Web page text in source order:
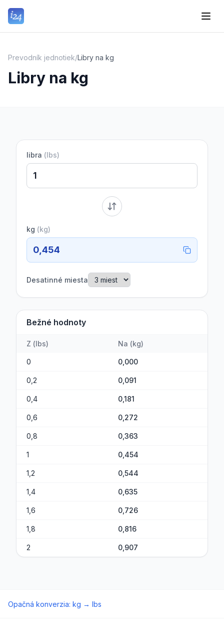
Prevodník jednotiek/Libry na kg
Libry na kg
libra (lbs)
kg (kg)
0,454
Desatinné miesta
Bežné hodnoty
Z (lbs) Na (kg)
0 0,000
0,2 0,091
0,4 0,181
0,6 0,272
0,8 0,363
1 0,454
1,2 0,544
1,4 0,635
1,6 0,726
1,8 0,816
2 0,907
Opačná konverzia: kg → lbs